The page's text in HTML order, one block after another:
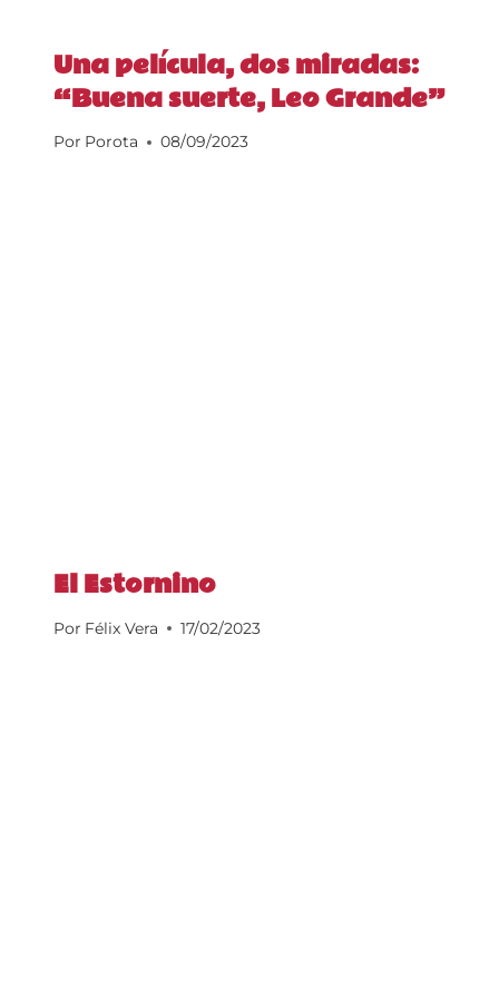
Una película, dos miradas:
“Buena suerte, Leo Grande”
Por Porota 08/09/2023
El Estornino
Por Félix Vera 17/02/2023